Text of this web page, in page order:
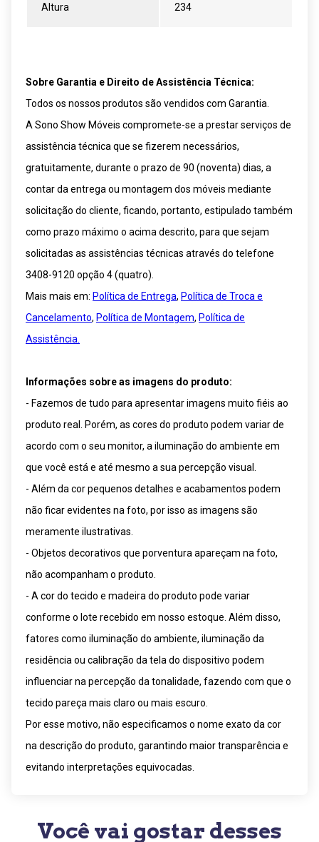
Altura 234
Sobre Garantia e Direito de Assistência Técnica:
Todos os nossos produtos são vendidos com Garantia.
A Sono Show Móveis compromete-se a prestar serviços de
assistência técnica que se fizerem necessários,
gratuitamente, durante o prazo de 90 (noventa) dias, a
contar da entrega ou montagem dos móveis mediante
solicitação do cliente, ficando, portanto, estipulado também
como prazo máximo o acima descrito, para que sejam
solicitadas as assistências técnicas através do telefone
3408-9120 opção 4 (quatro).
Mais mais em: Política de Entrega, Política de Troca e
Cancelamento, Política de Montagem, Política de
Assistência.
Informações sobre as imagens do produto:
- Fazemos de tudo para apresentar imagens muito fiéis ao
produto real. Porém, as cores do produto podem variar de
acordo com o seu monitor, a iluminação do ambiente em
que você está e até mesmo a sua percepção visual.
- Além da cor pequenos detalhes e acabamentos podem
não ficar evidentes na foto, por isso as imagens são
meramente ilustrativas.
- Objetos decorativos que porventura apareçam na foto,
não acompanham o produto.
- A cor do tecido e madeira do produto pode variar
conforme o lote recebido em nosso estoque. Além disso,
fatores como iluminação do ambiente, iluminação da
residência ou calibração da tela do dispositivo podem
influenciar na percepção da tonalidade, fazendo com que o
tecido pareça mais claro ou mais escuro.
Por esse motivo, não especificamos o nome exato da cor
na descrição do produto, garantindo maior transparência e
evitando interpretações equivocadas.
Você vai gostar desses